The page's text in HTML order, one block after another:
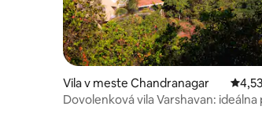
Vila v meste Chandranagar
Dovolenková vila Varshavan: ideálna